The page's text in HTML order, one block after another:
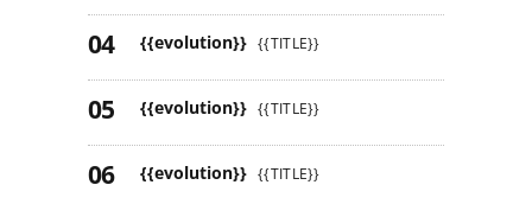
{{evolution}} {{TITLE}}
{{evolution}} {{TITLE}}
{{evolution}} {{TITLE}}